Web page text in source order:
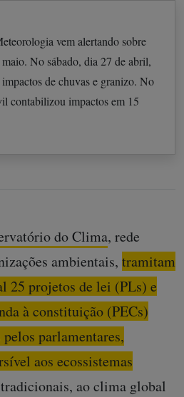
vem alertando sobre
No sábado, dia 27 de abril,
de chuvas e granizo. No
contabilizou impactos em 15
do Clima, rede
ambientais, tramitam
25 projetos de lei (PLs) e
à constituição (PECs)
parlamentares,
aos ecossistemas
tradicionais, ao clima global